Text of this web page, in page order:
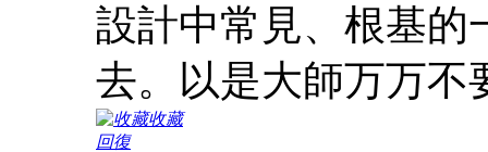
設計中常見、根基的
去。以是大師万万不
收藏
回復